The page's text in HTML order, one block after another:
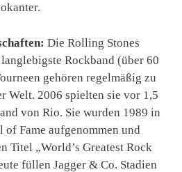
Die Rolling Stones
Rockband (über 60
gehören regelmäßig zu
Welt. 2006 spielten sie vor 1,5
von Rio. Sie wurden 1989 in
Fame aufgenommen und
Titel „World’s Greatest Rock
füllen Jagger & Co. Stadien